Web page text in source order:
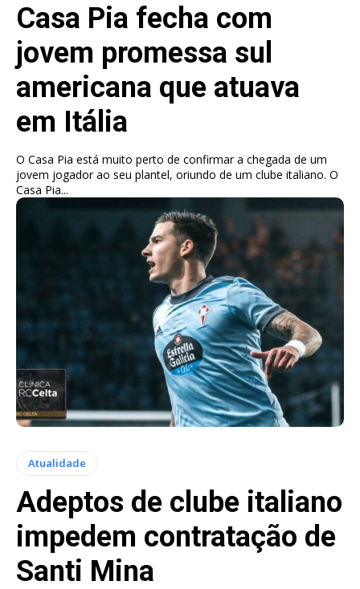
Casa Pia fecha com
jovem promessa sul
americana que atuava
em Itália
O Casa Pia está muito perto de confirmar a chegada de um
jovem jogador ao seu plantel, oriundo de um clube italiano. O
Casa Pia...
Atualidade
Adeptos de clube italiano
impedem contratação de
Santi Mina